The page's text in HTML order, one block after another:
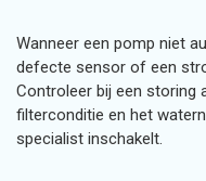
Wanneer een pomp niet
defecte sensor of een
Controleer bij een storing
filterconditie en het
specialist inschakelt.